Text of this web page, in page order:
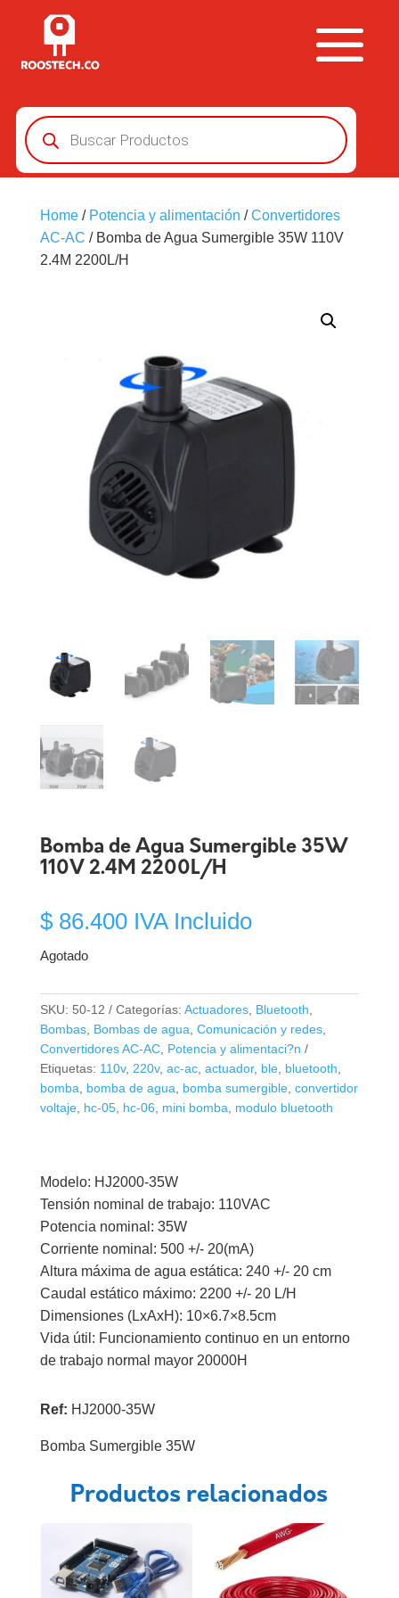
Búsqueda
de
productos
Home/ Potencia y alimentación /Convertidores
AC-AC / Bomba de Agua Sumergible 35W 110V
2.4M 2200L/H
Bomba de Agua Sumergible 35W
110V 2.4M 2200L/H
$86.400 IVA Incluido
Agotado
SKU: 50-12 Categorías: Actuadores, Bluetooth
Bombas, Bombas de agua Comunicación y redes,
Convertidores AC-AC, Potencia y alimentaci?n
Etiquetas: 110v, 220v, ac-ac, actuador, ble, bluetooth
bomba
bomba de agua bomba sumergible, convertidor
voltaje, hc-05, hc-06 mini bomba modulo bluetooth
Modelo: HJ2000-35W
Tensión nominal de trabajo: 110VAC
Potencia nominal: 35W
Corriente nominal: 500 +/- 20(mA)
Altura máxima de agua estática: 240 +/- 20 cm
Caudal estático máximo: 2200 +/- 20 L/H
Dimensiones (LxAxH): 10×6.7×8.5cm
Vida útil: Funcionamiento continuo en un entorno
de trabajo normal mayor 20000H
Ref: HJ2000-35W
Bomba Sumergible 35W
Productos relacionados